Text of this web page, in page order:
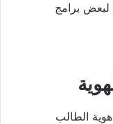
توصيف المواد أو Course Syllabus لبعض برامج
الطالب